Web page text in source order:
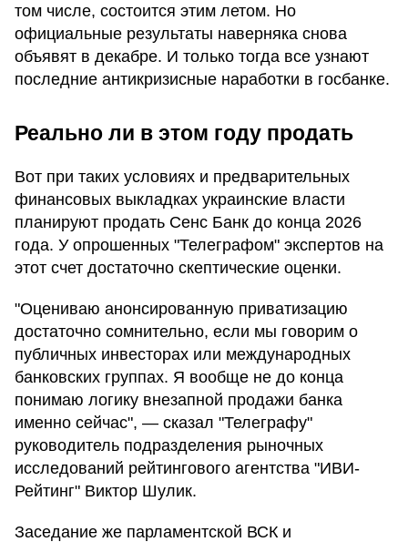
том числе, состоится этим летом. Но
официальные результаты наверняка снова
объявят в декабре. И только тогда все узнают
последние антикризисные наработки в госбанке.
Реально ли в этом году продать
Вот при таких условиях и предварительных
финансовых выкладках украинские власти
планируют продать Сенс Банк до конца 2026
года. У опрошенных "Телеграфом" экспертов на
этот счет достаточно скептические оценки.
"Оцениваю анонсированную приватизацию
достаточно сомнительно, если мы говорим о
публичных инвесторах или международных
банковских группах. Я вообще не до конца
понимаю логику внезапной продажи банка
именно сейчас", — сказал "Телеграфу"
руководитель подразделения рыночных
исследований рейтингового агентства "ИВИ-
Рейтинг" Виктор Шулик.
Заседание же парламентской ВСК и